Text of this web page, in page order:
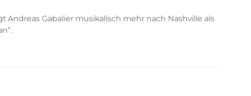
Gabalier musikalisch mehr nach Nashville als